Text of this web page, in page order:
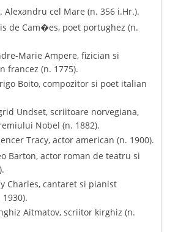
Alexandru cel Mare (n. 356 i.Hr.).
de Cam�es, poet portughez (n.
Marie Ampere, fizician si
francez (n. 1775).
Boito, compozitor si poet italian
Undset, scriitoare norvegiana,
Nobel (n. 1882).
Tracy, actor american (n. 1900).
Barton, actor roman de teatru si
Charles, cantaret si pianist
Aitmatov, scriitor kirghiz (n.